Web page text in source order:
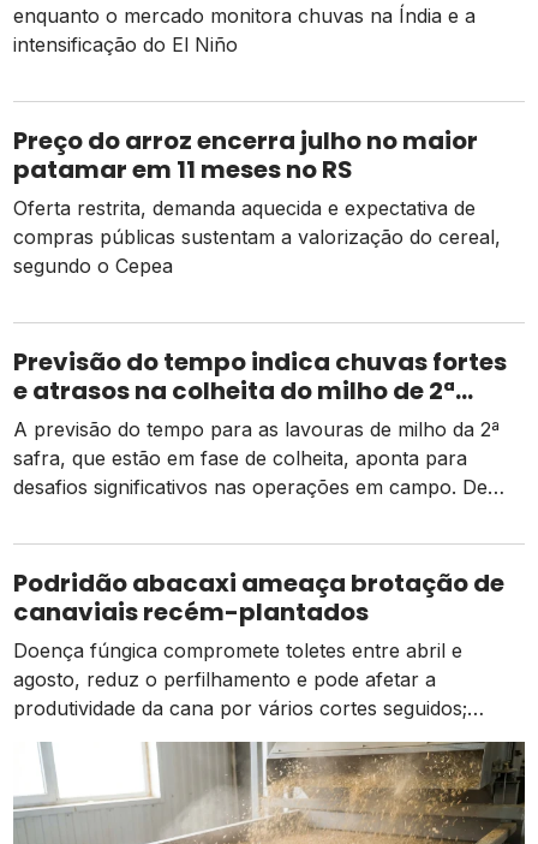
enquanto o mercado monitora chuvas na Índia e a
intensificação do El Niño
Preço do arroz encerra julho no maior
patamar em 11 meses no RS
Oferta restrita, demanda aquecida e expectativa de
compras públicas sustentam a valorização do cereal,
segundo o Cepea
Previsão do tempo indica chuvas fortes
e atrasos na colheita do milho de 2ª
safra
A previsão do tempo para as lavouras de milho da 2ª
safra, que estão em fase de colheita, aponta para
desafios significativos nas operações em campo. De
em relação ao mesmo período do ano passado, mas as
atividades estão ocorrendo de forma normal em
comparação à média dos […]
Podridão abacaxi ameaça brotação de
canaviais recém-plantados
Doença fúngica compromete toletes entre abril e
agosto, reduz o perfilhamento e pode afetar a
produtividade da cana por vários cortes seguidos;
prevenção começa na escolha das mudas